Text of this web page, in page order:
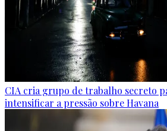
CIA cria grupo de trabalho secreto
intensificar a pressão sobre Havana